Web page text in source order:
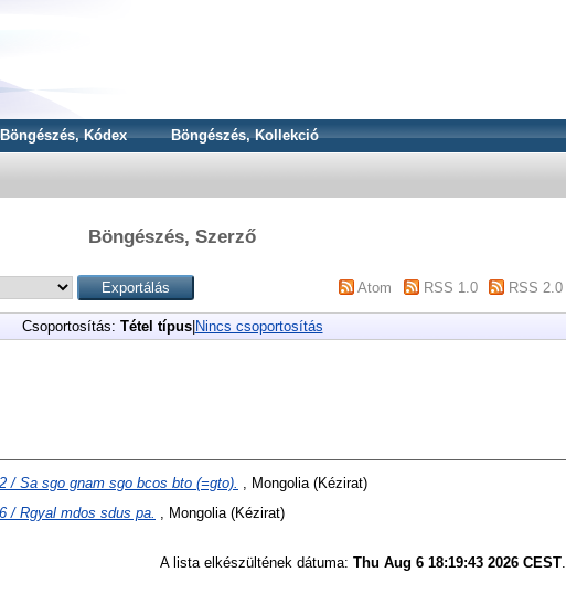
Böngészés, Kódex Böngészés, Kollekció
Böngészés, Szerző
Atom RSS 1.0 RSS 2.0
Csoportosítás: Tétel típus| Nincs csoportosítás
/ Sa sgo gnam sgo bcos bto (=gto).
, Mongolia (Kézirat)
/ Rgyal mdos sdus pa. , Mongolia (Kézirat)
A lista elkészültének dátuma: Thu Aug 6 18:19:43 2026 CEST.